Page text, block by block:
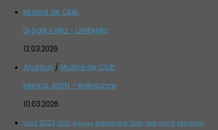
Muzică de Club
Dj Dark x ella – Umbrella
12.03.2026
Anunturi / Muzică de Club
Mentol, ADEN – Raindance
10.03.2026
2022 2023 2025 Alessia Alexandra Stan alex mica Allexinno